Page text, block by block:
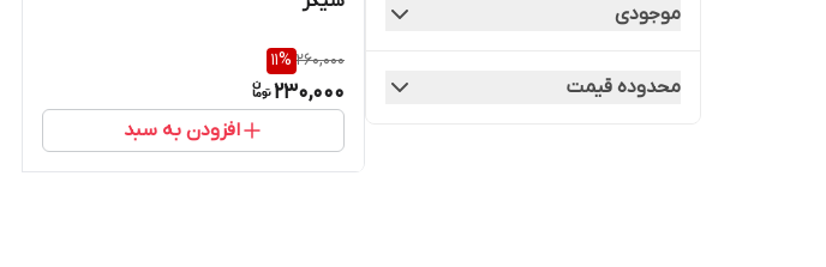
موجودی
محدوده قیمت
260,000
11%
230,000
افزودن به سبد